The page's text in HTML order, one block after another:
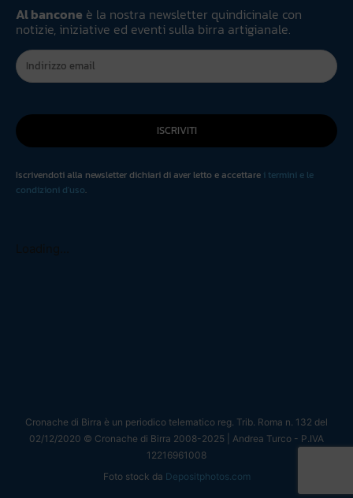
Al bancone è la nostra newsletter quindicinale con
notizie, iniziative ed eventi sulla birra artigianale.
ISCRIVITI
Iscrivendoti alla newsletter dichiari di aver letto e accettare i termini e le
condizioni d'uso.
Cronache di Birra è un periodico telematico reg. Trib. Roma n. 132 del
02/12/2020 © Cronache di Birra 2008-2025 | Andrea Turco - P.IVA
12216961008
Foto stock da Depositphotos.com